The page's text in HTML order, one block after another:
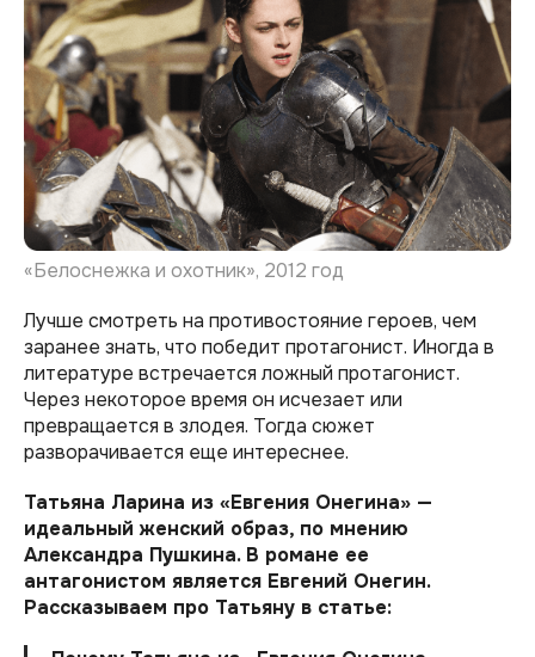
«Белоснежка и охотник», 2012 год
Лучше смотреть на противостояние героев, чем
заранее знать, что победит протагонист. Иногда в
литературе встречается ложный протагонист.
Через некоторое время он исчезает или
превращается в злодея. Тогда сюжет
разворачивается еще интереснее.
Татьяна Ларина из «Евгения Онегина» —
идеальный женский образ, по мнению
Александра Пушкина. В романе ее
антагонистом является Евгений Онегин.
Рассказываем про Татьяну в статье: